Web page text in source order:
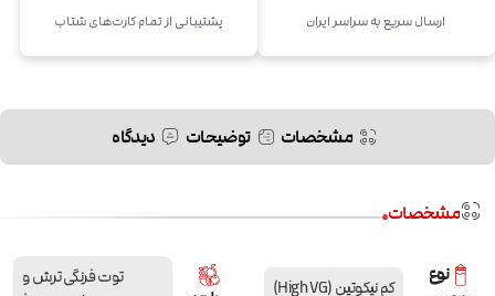
ارسال سریع به سراسر ایران پشتیبانی از تمام کارت‌های شتاب
مشخصات توضیحات دیدگاه
مشخصات
نوع
کم نیکوتین (High VG)
توت فرنگی ترش و